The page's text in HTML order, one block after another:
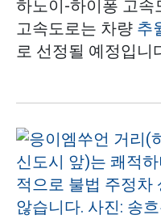
하노이-하이퐁 고속
고속도로는 차량 추
로 선정될 예정입니